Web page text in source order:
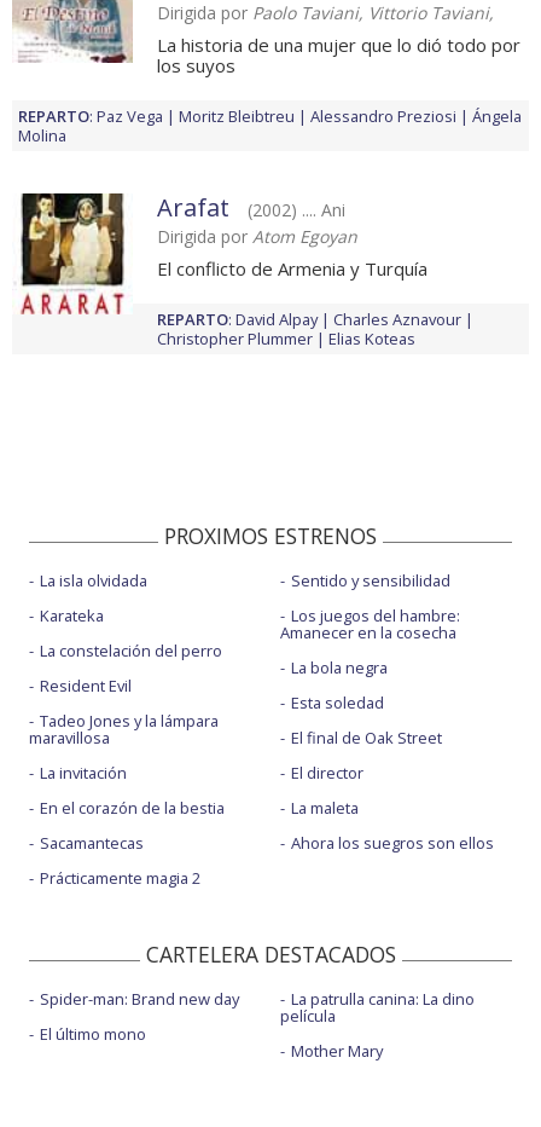
Dirigida por Paolo Taviani, Vittorio Taviani,
La historia de una mujer que lo dió todo por
los suyos
REPARTO: Paz Vega Moritz Bleibtreu Alessandro Preziosi
Ángela
Molina
Arafat
(2002) .... Ani
Dirigida por Atom Egoyan
El conflicto de Armenia y Turquía
REPARTO: David Alpay
Charles Aznavour
Christopher Plummer
Elias Koteas
PROXIMOS ESTRENOS
La isla olvidada
Karateka
La constelación del perro
Resident Evil
Tadeo Jones y la lámpara
maravillosa
La invitación
En el corazón de la bestia
Sacamantecas
Prácticamente magia 2
Sentido y sensibilidad
Los juegos del hambre:
Amanecer en la cosecha
La bola negra
Esta soledad
El final de Oak Street
El director
La maleta
Ahora los suegros son ellos
CARTELERA DESTACADOS
Spider-man: Brand new day
El último mono
La patrulla canina: La dino
película
Mother Mary